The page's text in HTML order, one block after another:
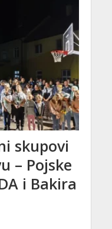
skupovi
– Pojske
i Bakira